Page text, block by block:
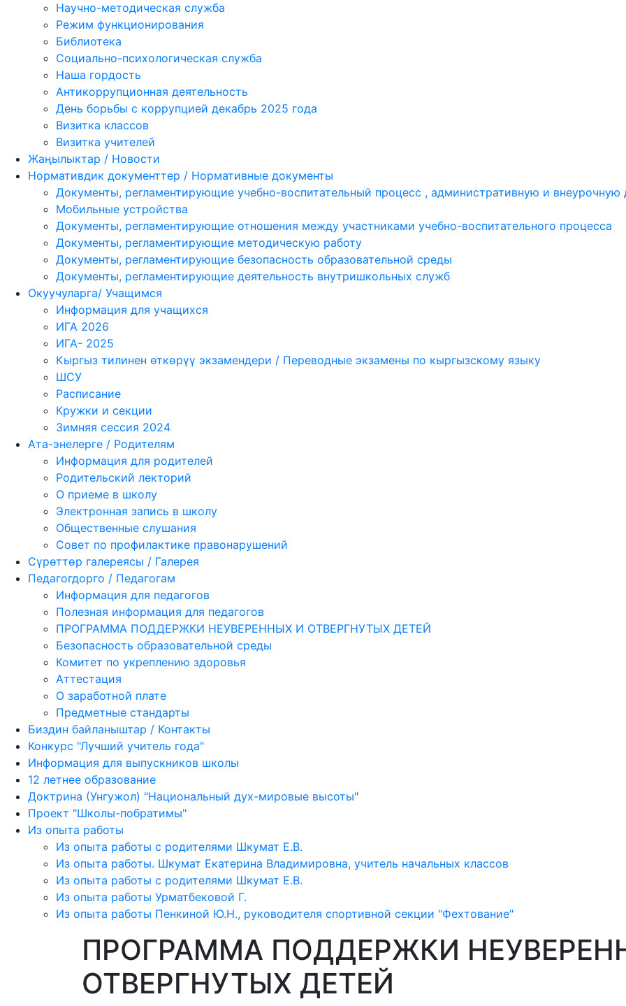
Научно-методическая служба
Режим функционирования
Библиотека
Социально-психологическая служба
Наша гордость
Антикоррупционная деятельность
День борьбы с коррупцией декабрь 2025 года
Визитка классов
Визитка учителей
Жаңылыктар / Новости
Нормативдик документтер / Нормативные документы
Документы, регламентирующие учебно-воспитательный процесс , административную и внеурочную
Мобильные устройства
Документы, регламентирующие отношения между участниками учебно-воспитательного процесса
Документы, регламентирующие методическую работу
Документы, регламентирующие безопасность образовательной среды
Документы, регламентирующие деятельность внутришкольных служб
Окуучуларга/ Учащимся
Информация для учащихся
ИГА 2026
ИГА- 2025
Кыргыз тилинен өткөрүү экзамендери / Переводные экзамены по кыргызскому языку
ШСУ
Расписание
Кружки и секции
Зимняя сессия 2024
Ата-энелерге / Родителям
Информация для родителей
Родительский лекторий
О приеме в школу
Электронная запись в школу
Общественные слушания
Совет по профилактике правонарушений
Сүрөттөр галереясы / Галерея
Педагогдорго / Педагогам
Информация для педагогов
Полезная информация для педагогов
ПРОГРАММА ПОДДЕРЖКИ НЕУВЕРЕННЫХ И ОТВЕРГНУТЫХ ДЕТЕЙ
Безопасность образовательной среды
Комитет по укреплению здоровья
Аттестация
О заработной плате
Предметные стандарты
Биздин байланыштар / Контакты
Конкурс "Лучший учитель года"
Информация для выпускников школы
12 летнее образование
Доктрина (Унгужол) "Национальный дух-мировые высоты"
Проект "Школы-побратимы"
Из опыта работы
Из опыта работы с родителями Шкумат Е.В.
Из опыта работы. Шкумат Екатерина Владимировна, учитель начальных классов
Из опыта работы с родителями Шкумат Е.В.
Из опыта работы Урматбековой Г.
Из опыта работы Пенкиной Ю.Н., руководителя спортивной секции "Фехтование"
ПРОГРАММА ПОДДЕРЖКИ
ОТВЕРГНУТЫХ ДЕТЕЙ